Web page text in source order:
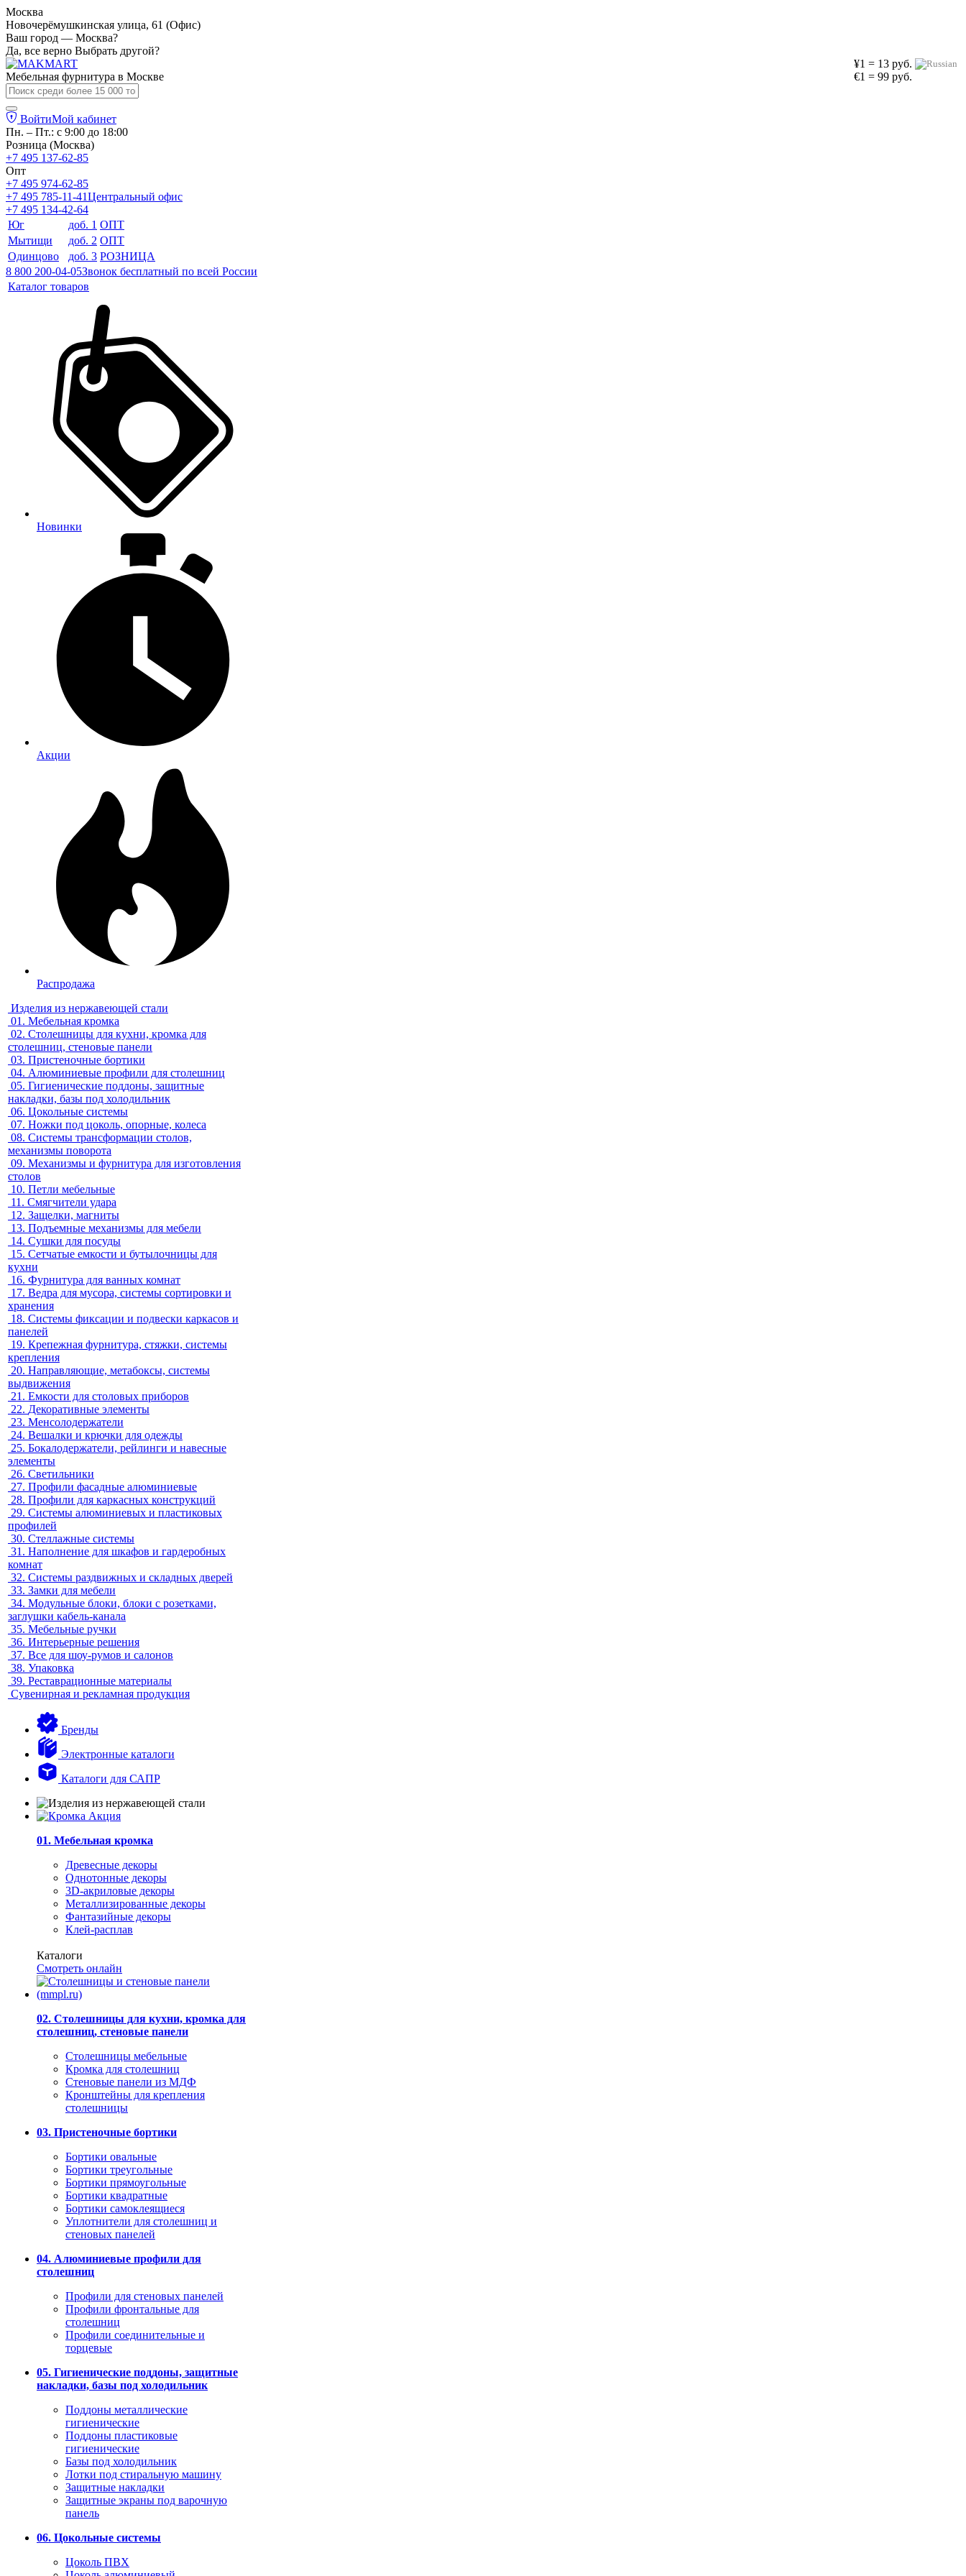
Москва
Новочерёмушкинская улица, 61 (Офис)
Ваш город — Москва?
Да, все верно Выбрать другой?
¥1 = 13 руб.
€1 = 99 руб.
Мебельная фурнитура в Москве
ВойтиМой кабинет
Пн. – Пт.: с 9:00 до 18:00
Розница (Москва)
+7 495 137-62-85
Опт
+7 495 974-62-85
+7 495 785-11-41Центральный офис
+7 495 134-42-64
Юг
доб. 1 ОПТ
Мытищи
доб. 2 ОПТ
Одинцово
доб. 3 РОЗНИЦА
8 800 200-04-05Звонок бесплатный по всей России
Каталог товаров
Новинки
Акции
Распродажа
Изделия из нержавеющей стали
01. Мебельная кромка
02. Столешницы для кухни, кромка для
столешниц, стеновые панели
03. Пристеночные бортики
04. Алюминиевые профили для столешниц
05. Гигиенические поддоны, защитные
накладки, базы под холодильник
06. Цокольные системы
07. Ножки под цоколь, опорные, колеса
08. Системы трансформации столов,
механизмы поворота
09. Механизмы и фурнитура для изготовления
столов
10. Петли мебельные
11. Смягчители удара
12. Защелки, магниты
13. Подъемные механизмы для мебели
14. Сушки для посуды
15. Сетчатые емкости и бутылочницы для
кухни
16. Фурнитура для ванных комнат
17. Ведра для мусора, системы сортировки и
хранения
18. Системы фиксации и подвески каркасов и
панелей
19. Крепежная фурнитура, стяжки, системы
крепления
20. Направляющие, метабоксы, системы
выдвижения
21. Емкости для столовых приборов
22. Декоративные элементы
23. Менсолодержатели
24. Вешалки и крючки для одежды
25. Бокалодержатели, рейлинги и навесные
элементы
26. Светильники
27. Профили фасадные алюминиевые
28. Профили для каркасных конструкций
29. Системы алюминиевых и пластиковых
профилей
30. Стеллажные системы
31. Наполнение для шкафов и гардеробных
комнат
32. Системы раздвижных и складных дверей
33. Замки для мебели
34. Модульные блоки, блоки с розетками,
заглушки кабель-канала
35. Мебельные ручки
36. Интерьерные решения
37. Все для шоу-румов и салонов
38. Упаковка
39. Реставрационные материалы
Сувенирная и рекламная продукция
Бренды
Электронные каталоги
Каталоги для САПР
01. Мебельная кромка
Древесные декоры
Однотонные декоры
3D-акриловые декоры
Металлизированные декоры
Фантазийные декоры
Клей-расплав
Каталоги
Смотреть онлайн
02. Столешницы для кухни, кромка для
столешниц, стеновые панели
Столешницы мебельные
Кромка для столешниц
Стеновые панели из МДФ
Кронштейны для крепления
столешницы
03. Пристеночные бортики
Бортики овальные
Бортики треугольные
Бортики прямоугольные
Бортики квадратные
Бортики самоклеящиеся
Уплотнители для столешниц и
стеновых панелей
04. Алюминиевые профили для
столешниц
Профили для стеновых панелей
Профили фронтальные для
столешниц
Профили соединительные и
торцевые
05. Гигиенические поддоны, защитные
накладки, базы под холодильник
Поддоны металлические
гигиенические
Поддоны пластиковые
гигиенические
Базы под холодильник
Лотки под стиральную машину
Защитные накладки
Защитные экраны под варочную
панель
06. Цокольные системы
Цоколь ПВХ